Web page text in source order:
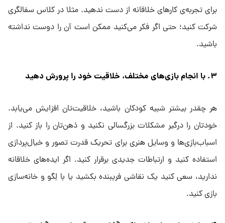
برای تجربه‌ی کارهای خلاقانه از دست ندهید. مثلا در کلاس سفالگری
شرکت کنید؛ حتی اگر فکر می‌کنید ممکن است آن را دوست نداشته
باشید.
۳. با انجام بازی‌های مختلف، خلاقیت خود را پرورش دهید
هر چقدر بیشتر شبیه کودکان باشید، خلاقیت‌تان افزایش می‌یابد.
خودتان را درگیر مشکلات بزرگسالی نکنید و ذهن‌تان را باز کنید. از
اسباب‌بازی‌ها و وسایل هنری برای تحریک قدرت تصور و خیال‌پردازی
استفاده کنید و ارتباطات جدیدی برقرار کنید. اگر ایده‌های خلاقانه
ندارید، سعی کنید یک نقاشی فریبنده بکشید یا با لِگو و خانه‌سازی
بازی کنید.